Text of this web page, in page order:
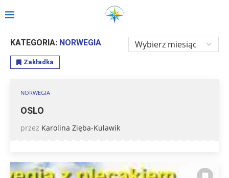
Strona główna Europa»NORWEGIA
KATEGORIA: NORWEGIA
Zakładka
NORWEGIA
OSLO
przez Karolina Zięba-Kulawik